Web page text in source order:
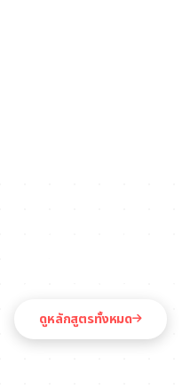
ดูหลักสูตรทั้งหมด